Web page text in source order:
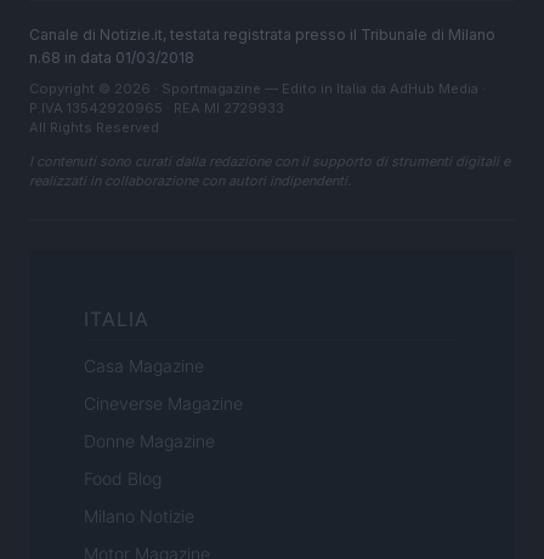
Canale di Notizie.it, testata registrata presso il Tribunale di Milano
n.68 in data 01/03/2018
Copyright © 2026 · Sportmagazine — Edito in Italia da AdHub Media
P.IVA 13542920965 · REA MI 2729933
All Rights Reserved
I contenuti sono curati dalla redazione con il supporto di strumenti digitali e
realizzati in collaborazione con autori indipendenti.
ITALIA
Casa Magazine
Cineverse Magazine
Donne Magazine
Food Blog
Milano Notizie
Motor Magazine